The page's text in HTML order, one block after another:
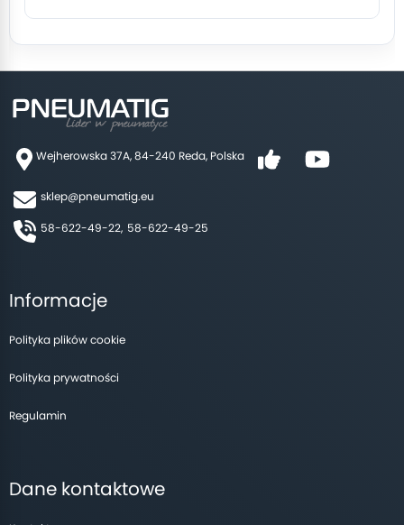
Wejherowska 37A, 84-240 Reda, Polska
sklep@pneumatig.eu
58-622-49-22, 58-622-49-25
Informacje
Polityka plików cookie
Polityka prywatności
Regulamin
Dane kontaktowe